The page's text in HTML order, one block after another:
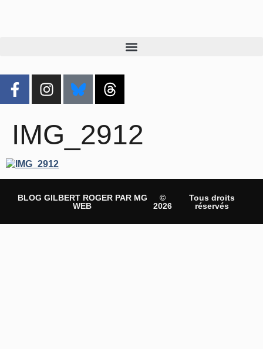
IMG_2912
BLOG GILBERT ROGER PAR MG
WEB
©
2026
Tous droits
réservés